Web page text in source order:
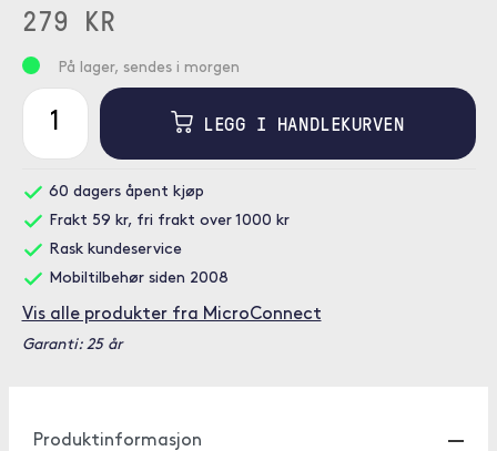
279 KR
På lager, sendes i morgen
LEGG I HANDLEKURVEN
60 dagers åpent kjøp
Frakt 59 kr, fri frakt over 1000 kr
Rask kundeservice
Mobiltilbehør siden 2008
Vis alle produkter fra MicroConnect
Garanti: 25 år
Produktinformasjon